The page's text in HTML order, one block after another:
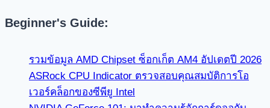
Beginner's Guide:
รวมข้อมูล AMD Chipset ซ็อกเก็ต AM4 อัปเดตปี 2026
ASRock CPU Indicator ตรวจสอบคุณสมบัติการโอ
เวอร์คล็อกของซีพียู Intel